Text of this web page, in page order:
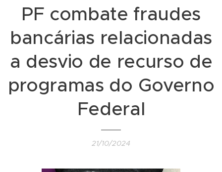
PF combate fraudes
bancárias relacionadas
a desvio de recurso de
programas do Governo
Federal
21/10/2024